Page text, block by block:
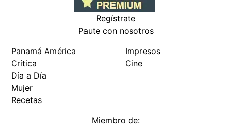
Regístrate
Paute con nosotros
Panamá América
Crítica
Día a Día
Mujer
Recetas
Impresos
Cine
Miembro de: